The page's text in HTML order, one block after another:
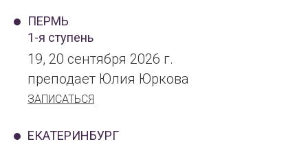
ПЕРМЬ
1-я ступень
19, 20 сентября 2026 г.
преподает Юлия Юркова
ЗАПИСАТЬСЯ
ЕКАТЕРИНБУРГ